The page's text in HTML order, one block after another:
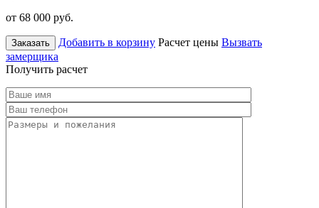
от 68 000 руб.
Заказать Добавить в корзину Расчет цены Вызвать
замерщика
Получить расчет